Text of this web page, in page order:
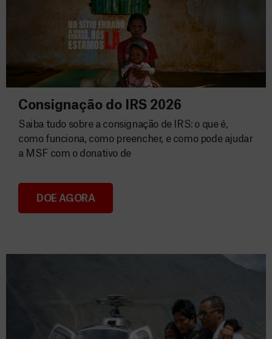
Consignação do IRS 2026
Consignação do IRS 2026
Saiba tudo sobre a consignação de IRS: o que é,
como funciona, como preencher, e como pode ajudar
a MSF com o donativo de
DOE AGORA